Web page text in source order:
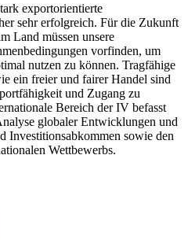
exportorientierte
sehr erfolgreich. Für die Zukunft
Land müssen unsere
vorfinden, um
nutzen zu können. Tragfähige
ein freier und fairer Handel sind
und Zugang zu
Bereich der IV befasst
globaler Entwicklungen und
Investitionsabkommen sowie den
Wettbewerbs.